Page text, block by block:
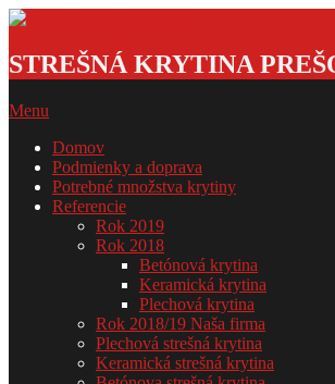
Skip
content
krytina
GSDOM
STREŠNÁ KRYTINA
Primary
Menu
Menu
Domov
Podmienky a doprava
Potrebné množstva krytiny
Referencie
Rok 2019
Rok 2018
Betónová krytina
Keramická krytina
Plechová krytina
Rok 2018/19 Naša firma
Plechová strešná krytina
Keramická strešná krytina